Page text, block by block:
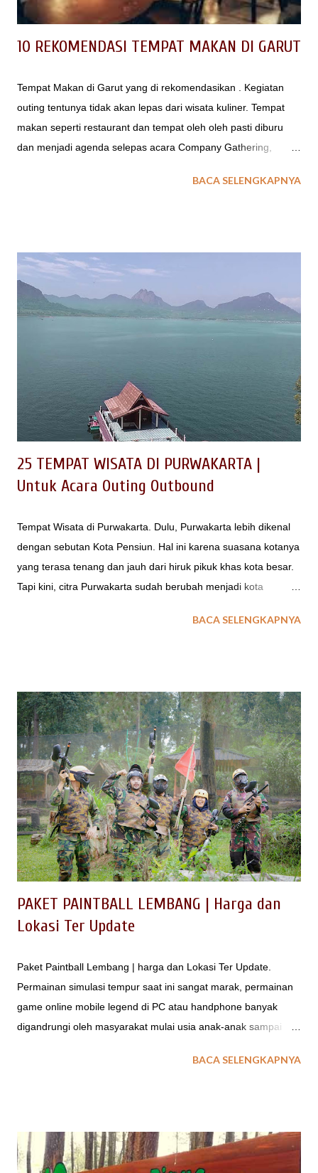
ingin mendapatka...
10 REKOMENDASI TEMPAT MAKAN DI GARUT
Tempat Makan di Garut yang di rekomendasikan . Kegiatan
outing tentunya tidak akan lepas dari wisata kuliner. Tempat
makan seperti restaurant dan tempat oleh oleh pasti diburu
dan menjadi agenda selepas acara Company Gathering,
tempat makan berupa restaurant atau pondok makan di Garut
Barat yang memiliki tempat wisata menarik. Wisata alamnya
yang beragam juga sepadan dengan wisata kulinernya yang
tak kalah variatif. Makanan cita rasa khas Sunda yang segar
dan nikmat wajib Anda eksplorasi jika berkunjung ke Garut.
menu makanan yang bermacam-macam sehingga bisa
memuaskan selera kuliner Anda. Banyaknya kuliner dan
tempat makan di Garut mungkin membuat Anda kebingungan.
Berikut adalah 10 tempat makan ter...
BACA SELENGKAPNYA
25 TEMPAT WISATA DI PURWAKARTA |
Untuk Acara Outing Outbound
Tempat Wisata di Purwakarta. Dulu, Purwakarta lebih dikenal
dengan sebutan Kota Pensiun. Hal ini karena suasana kotanya
yang terasa tenang dan jauh dari hiruk pikuk khas kota besar.
Tapi kini, citra Purwakarta sudah berubah menjadi kota
Bandung. Saat ini, kota Purwakarta memiliki daya tarik
outbound. Kalau Anda belum pernah ke Purwakarta, inilah
saatnya menikmati keindahan alam dan beragam wisata
edukasi yang cocok untuk anak-anak. Berikut ini kami sudah
kumpulkan tempat-tempat wisata outbound di Purwakarta yang
wajib kamu kunjungi selama di Purwakarta; dan dapat dikemas
berikut jasa Event Organizer (EO) dan penyedia outbound di
Purwakarta yang berpengalaman menangani kegiatan wisata
outing untuk Company Gatherin, Family Gathering atau Acara
Outbound ...
BACA SELENGKAPNYA
PAKET PAINTBALL LEMBANG | Harga dan
Lokasi Ter Update
Paket Paintball Lembang | harga dan Lokasi Ter Update.
Permainan simulasi tempur saat ini sangat marak, permainan
game online mobile legend di PC atau handphone banyak
digandrungi oleh masyarakat mulai usia anak-anak sampai
Permainan sejenis adalah PUBG , FREE FIRE merupakan
tetap memerlukan komunikasi antar pemain. Segala trik
permainan dioptimalkan agar menjadi pemenang. SIMULASI
BACA SELENGKAPNYA